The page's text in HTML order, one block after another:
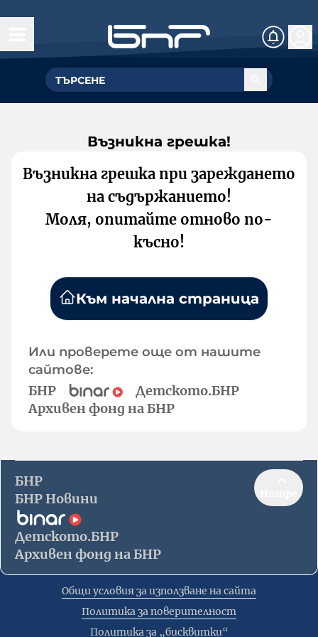
Възникна грешка!
Възникна грешка при зареждането
на съдържанието!
Моля, опитайте отново по-
късно!
Към начална страница
Или проверете още от нашите
сайтове:
БНР
Детското.БНР
Архивен фонд на БНР
БНР
БНР Новини
Детското.БНР
Архивен фонд на БНР
Общи условия за използване на сайта
Политика за поверителност
Политика за „бисквитки“